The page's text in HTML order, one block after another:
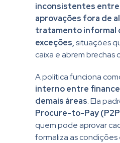
inconsistentes
aprovações fora de
tratamento informal
exceções,situações
caixa e abrem brechas
A política funciona
interno entre
demais áreas. Ela
Procure-to-Pay
quem pode aprovar
formaliza as